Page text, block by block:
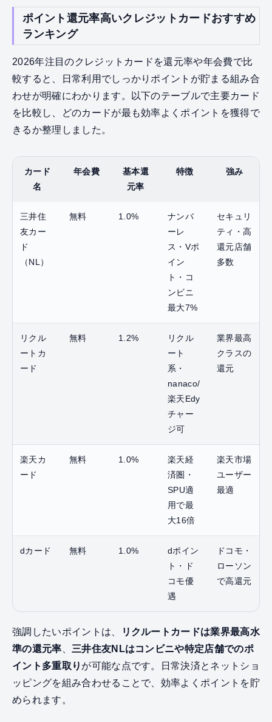
ポイント還元率高いクレジットカードおすすめ
ランキング
2026年注目のクレジットカードを還元率や年会費で比
較すると、日常利用でしっかりポイントが貯まる組み合
わせが明確にわかります。以下のテーブルで主要カード
を比較し、どのカードが最も効率よくポイントを獲得で
きるか整理しました。
カード
名
年会費
基本還
元率
特徴 強み
三井住
友カー
ド
（NL）
無料 1.0%
ナンバ
ーレ
ス・Vポ
イン
ト・コ
ンビニ
最大7%
セキュリ
ティ・高
還元店舗
多数
リクル
ートカ
ード
無料 1.2%
リクル
ート
系・
nanaco/
楽天Edy
チャー
ジ可
業界最高
クラスの
還元
楽天カ
ード
無料 1.0%
楽天経
済圏・
SPU適
用で最
大16倍
楽天市場
ユーザー
最適
dカード 無料 1.0%
dポイン
ト・ド
コモ優
遇
ドコモ・
ローソン
で高還元
強調したいポイントは、
リクルートカードは業界最高水
準の還元率
三井住友NLはコンビニや特定店舗でのポ
イント多重取り が可能な点です。日常決済とネットショ
ッピングを組み合わせることで、効率よくポイントを貯
められます。